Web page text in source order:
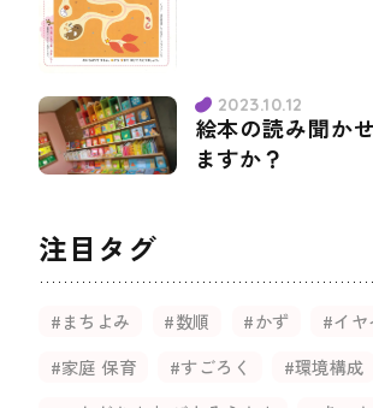
2023.10.12
絵本の読み聞か
ますか？
注目タグ
#まちよみ #数順 #かず
#イヤ
#家庭 保育
#すごろく
#環境構成